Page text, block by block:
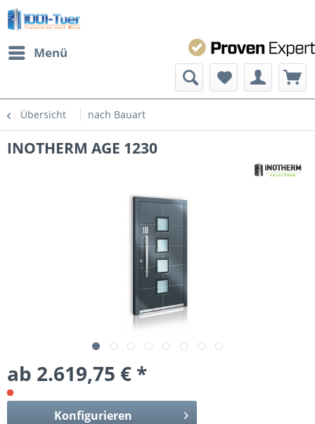
Menü
Übersicht nach Bauart
INOTHERM AGE 1230
ab 2.619,75 € *
Konfigurieren